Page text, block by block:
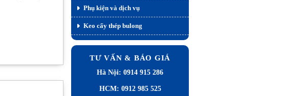
Phụ kiện và dịch vụ
Keo cấy thép bulong
TƯ VẤN & BÁO GIÁ
Hà Nội: 0914 915 286
HCM: 0912 985 525